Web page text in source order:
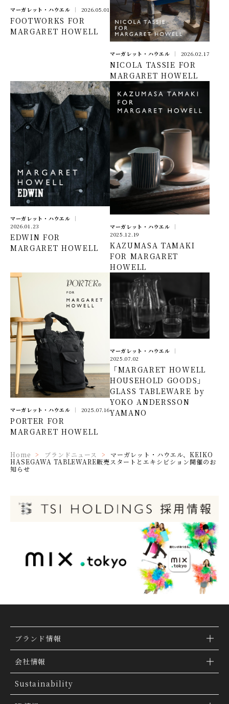
マーガレット・ハウエル 2026.05.01
FOOTWORKS FOR
MARGARET HOWELL
マーガレット・ハウエル 2026.02.17
NICOLA TASSIE FOR
MARGARET HOWELL
マーガレット・ハウエル
2026.01.23
EDWIN FOR
MARGARET HOWELL
マーガレット・ハウエル
2025.12.19
KAZUMASA TAMAKI
FOR MARGARET
HOWELL
マーガレット・ハウエル 2025.07.16
PORTER FOR
MARGARET HOWELL
マーガレット・ハウエル
2025.07.02
「MARGARET HOWELL
HOUSEHOLD GOODS」
GLASS TABLEWARE by
YOKO ANDERSSON
YAMANO
Home ブランドニュース
マーガレット・ハウエル、KEIKO
HASEGAWA TABLEWARE販売スタートとエキシビション開催のお
知らせ
ブランド情報
ブランド検索
ブランドトピックス
会社情報
TSI トピックス
Sustainability